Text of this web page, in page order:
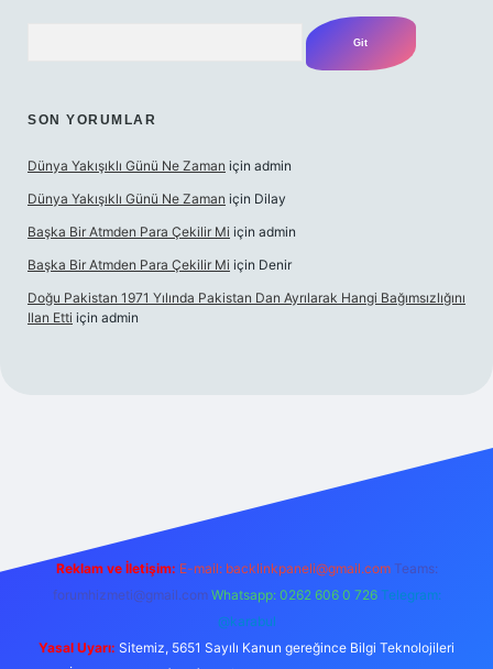
SON YORUMLAR
Dünya Yakışıklı Günü Ne Zaman için admin
Dünya Yakışıklı Günü Ne Zaman için Dilay
Başka Bir Atmden Para Çekilir Mi için admin
Başka Bir Atmden Para Çekilir Mi için Denir
Doğu Pakistan 1971 Yılında Pakistan Dan Ayrılarak Hangi Bağımsızlığını
Ilan Etti için admin
Reklam ve İletişim: E-mail: backlinkpaneli@gmail.com Teams:
forumhizmeti@gmail.com Whatsapp: 0262 606 0 726 Telegram:
@karabul
Yasal Uyarı: Sitemiz, 5651 Sayılı Kanun gereğince Bilgi Teknolojileri